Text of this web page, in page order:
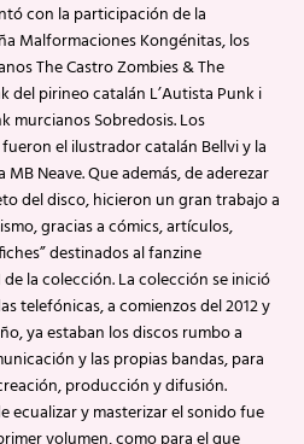
con la participación de la
Malformaciones Kongénitas, los
The Castro Zombies & The
del pirineo catalán L’Autista Punk i
murcianos Sobredosis. Los
el ilustrador catalán Bellvi y la
Neave. Que además, de aderezar
del disco, hicieron un gran trabajo a
gracias a cómics, artículos,
destinados al fanzine
la colección. La colección se inició
telefónicas, a comienzos del 2012 y
ya estaban los discos rumbo a
y las propias bandas, para
producción y difusión.
ecualizar y masterizar el sonido fue